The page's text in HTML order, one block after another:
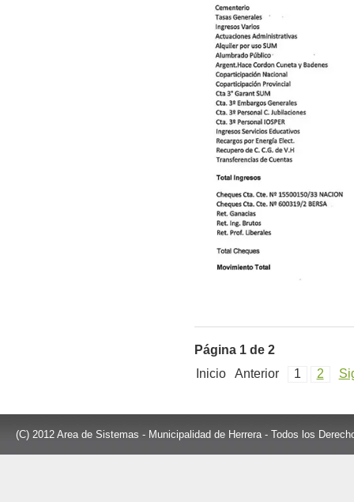
Página 1 de 2
Inicio
Anterior 1 2
(C) 2012 Area de Sistemas - Municipalidad de Herrera - Todos los